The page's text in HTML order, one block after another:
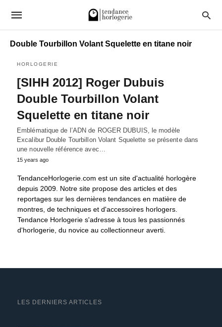
Double Tourbillon Volant Squelette en titane noir
HORLOGERIE
[SIHH 2012] Roger Dubuis
Double Tourbillon Volant
Squelette en titane noir
Emblématique de l’ADN de ROGER DUBUIS, le modèle
Excalibur Double Tourbillon Volant Squelette se présente dans
une nouvelle référence avec…
15 years ago
TendanceHorlogerie.com est un site d'actualité horlogère
depuis 2009. Notre site propose des articles et des
reportages sur les dernières tendances en matière de
montres, de techniques et d'accessoires horlogers.
Tendance Horlogerie s'adresse à tous les passionnés
d'horlogerie, du novice au collectionneur averti.
LES DERNIERS ARTICLES